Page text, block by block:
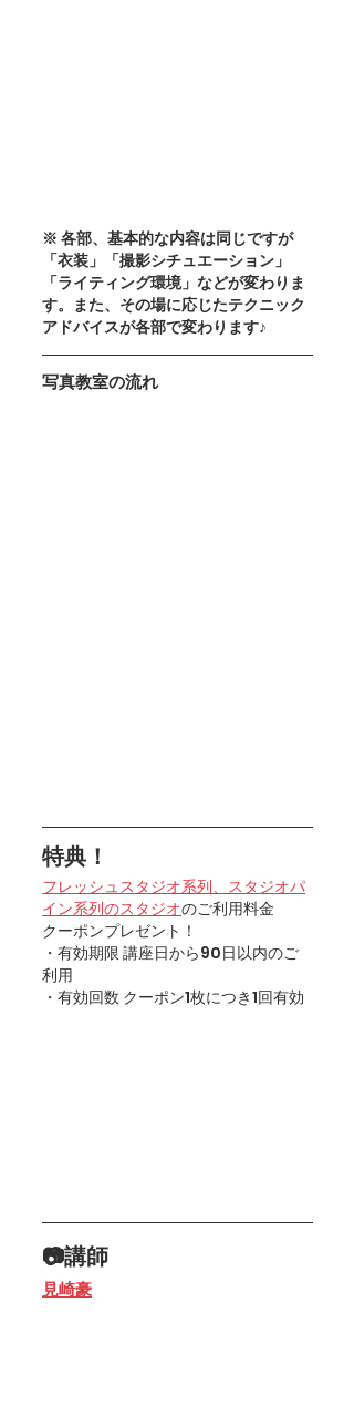
※ 各部、基本的な内容は同じですが
「衣装」「撮影シチュエーション」
「ライティング環境」などが変わりま
す。また、その場に応じたテクニック
アドバイスが各部で変わります♪
写真教室の流れ
特典！
フレッシュスタジオ系列、スタジオパ
イン系列のスタジオのご利用料金
クーポンプレゼント！
・有効期限 講座日から90日以内のご
利用
・有効回数 クーポン1枚につき1回有効
📷講師
見崎豪